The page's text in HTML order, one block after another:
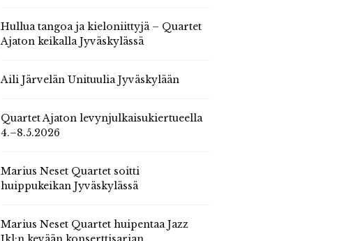
Hullua tangoa ja kieloniittyjä – Quartet
Ajaton keikalla Jyväskylässä
Aili Järvelän Unituulia Jyväskylään
Quartet Ajaton levynjulkaisukiertueella
4.–8.5.2026
Marius Neset Quartet soitti
huippukeikan Jyväskylässä
Marius Neset Quartet huipentaa Jazz